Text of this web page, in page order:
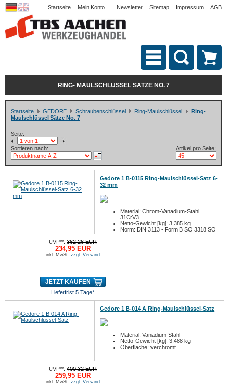
Startseite Mein Konto Newsletter Sitemap Impressum AGB
RING- MAULSCHLÜSSEL SÄTZE NO. 7
Startseite GEDORE Schraubenschlüssel Ring-Maulschlüssel
Ring-
Maulschlüssel Sätze No. 7
Seite:
Sortieren nach: Artikel pro Seite:
Gedore 1 B-0115 Ring-Maulschlüssel-Satz 6-
32 mm
Material: Chrom-Vanadium-Stahl
31CrV3
Netto-Gewicht [kg]: 3,385 kg
Norm: DIN 3113 - Form B SO 3318 SO
UVP**:362,26 EUR
234,95 EUR
inkl. MwSt.zzgl. Versand
JETZT KAUFEN
Lieferfrist 5 Tage*
Gedore 1 B-014 A Ring-Maulschlüssel-Satz
Material: Vanadium-Stahl
Netto-Gewicht [kg]: 3,488 kg
Oberfläche: verchromt
UVP**:400,32 EUR
259,95 EUR
inkl. MwSt.zzgl. Versand